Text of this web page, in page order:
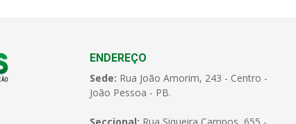
ENDEREÇO
Sede: Rua João Amorim, 243 - Centro -
João Pessoa - PB.